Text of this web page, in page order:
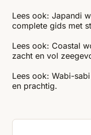
Lees ook: Japandi
complete gids met
Lees ook: Coastal
zacht en vol
Lees ook: Wabi-
en prachtig.